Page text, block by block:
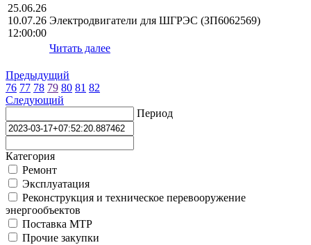
25.06.26
10.07.26
12:00:00
Электродвигатели для ШГРЭС (ЗП6062569)
Читать далее
Предыдущий
76 77 78 79 80 81 82
Следующий
Период
Категория
Ремонт
Эксплуатация
Реконструкция и техническое перевооружение
энергообъектов
Поставка МТР
Прочие закупки